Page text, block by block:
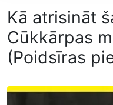
Kā atrisināt
Cūkkārpas
(Poidsīras